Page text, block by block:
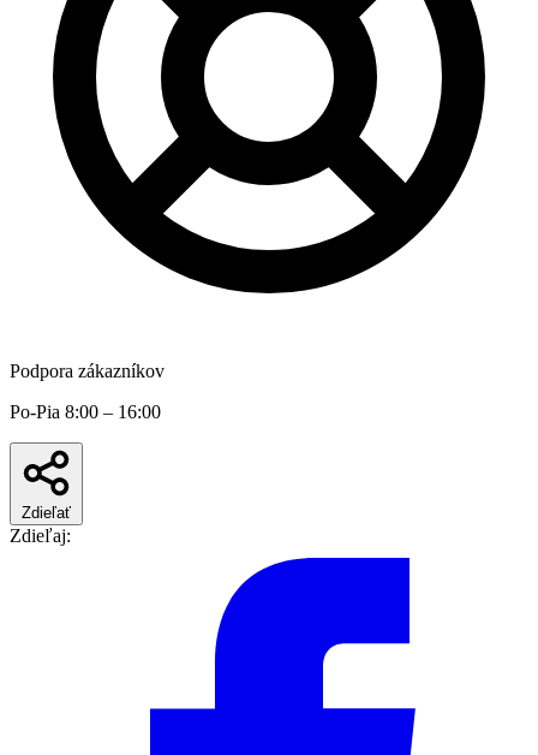
Podpora zákazníkov
Po-Pia 8:00 – 16:00
Zdieľať
Zdieľaj: